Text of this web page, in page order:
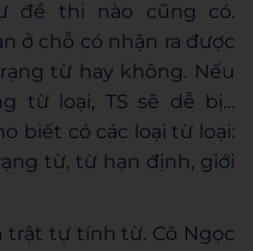
đề thi nào cũng có.
ở chỗ có nhận ra được
từ hay không. Nếu
từ loại, TS sẽ dễ bị…
biết có các loại từ loại:
từ, từ hạn định, giới
trật tự tính từ. Cô Ngọc